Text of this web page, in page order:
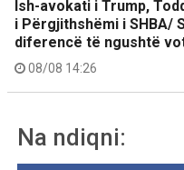
Ish-avokati i Trump,
i Përgjithshëmi i SHBA/
diferencë të ngushtë
08/08 14:26
Na ndiqni: